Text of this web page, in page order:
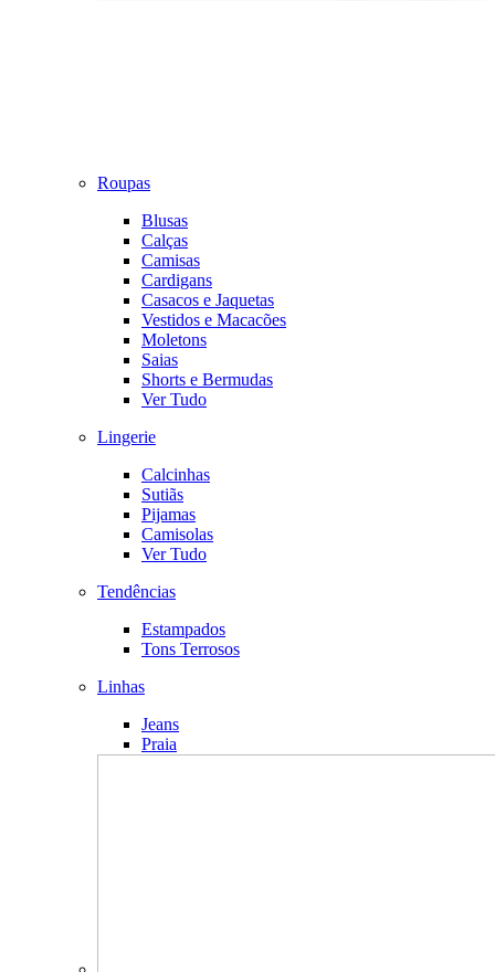
Roupas
Blusas
Calças
Camisas
Cardigans
Casacos e Jaquetas
Vestidos e Macacões
Moletons
Saias
Shorts e Bermudas
Ver Tudo
Lingerie
Calcinhas
Sutiãs
Pijamas
Camisolas
Ver Tudo
Tendências
Estampados
Tons Terrosos
Linhas
Jeans
Praia